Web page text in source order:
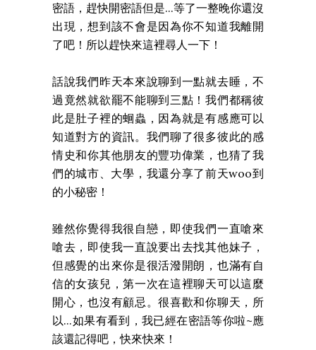
密語，趕快開密語但是...等了一整晚你還沒
出現，想到該不會是因為你不知道我離開
了吧！所以趕快來這裡尋人一下！
話說我們昨天本來說聊到一點就去睡，不
過竟然就欲罷不能聊到三點！我們都稱彼
此是肚子裡的蛔蟲，因為就是有感應可以
知道對方的資訊。我們聊了很多彼此的感
情史和你其他朋友的豐功偉業，也猜了我
們的城市、大學，我還分享了前天woo到
的小秘密！
雖然你覺得我很自戀，即使我們一直嗆來
嗆去，即使我一直說要出去找其他妹子，
但感覺的出來你是很活潑開朗，也滿有自
信的女孩兒，第一次在這裡聊天可以這麼
開心，也沒有顧忌。很喜歡和你聊天，所
以...如果有看到，我已經在密語等你啦~應
該還記得吧，快來快來！